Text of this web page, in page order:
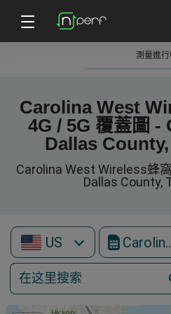
測量進行
Carolina West
4G / 5G 覆蓋圖 -
Dallas County,
Carolina West Wireless蜂
Dallas County,
US Carolina